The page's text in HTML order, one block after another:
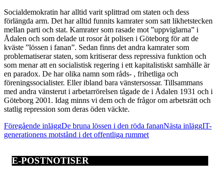
Socialdemokratin har alltid varit splittrad om staten och dess
förlängda arm. Det har alltid funnits kamrater som satt likhetstecken
mellan parti och stat. Kamrater som rasade mot ”uppviglarna” i
Ådalen och som delade ut rosor åt polisen i Göteborg för att de
kväste ”lössen i fanan”. Sedan finns det andra kamrater som
problematiserar staten, som kritiserar dess repressiva funktion och
som menar att en socialistisk regering i ett kapitalistiskt samhälle är
en paradox. De har olika namn som råds- , frihetliga och
föreningssocialister. Eller ibland bara vänstersossar. Tillsammans
med andra vänsterut i arbetarrörelsen tågade de i Ådalen 1931 och i
Göteborg 2001. Idag minns vi dem och de frågor om arbetsrätt och
statlig repression som deras öden väckte.
Inläggsnavigering
Föregående inläggDe bruna lössen i den röda fananNästa inläggIT-
generationens motstånd i det offentliga rummet
E-POSTNOTISER